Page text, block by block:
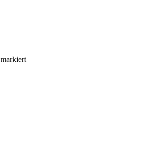
markiert